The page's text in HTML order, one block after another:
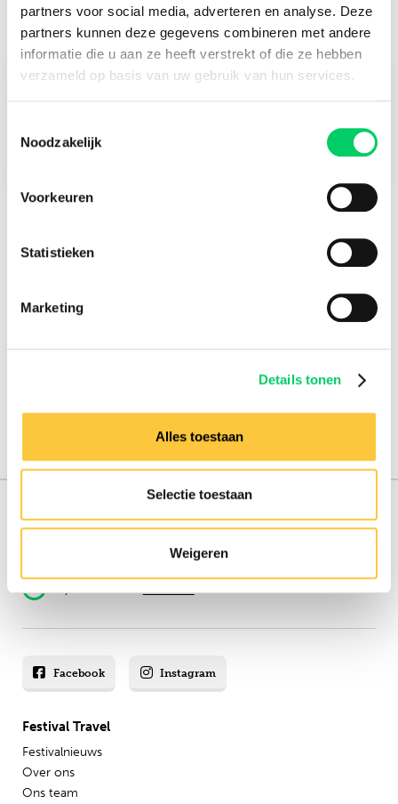
partners voor social media, adverteren en analyse. Deze
partners kunnen deze gegevens combineren met andere
informatie die u aan ze heeft verstrekt of die ze hebben
verzameld op basis van uw gebruik van hun services.
Noodzakelijk
Voorkeuren
Statistieken
Marketing
Details tonen
Alles toestaan
Selectie toestaan
Weigeren
Check-out
26 juni 2022
165.000 reizigers+
8,8 uit onzereviews
Festival Travel
Festivalnieuws
Over ons
Ons team
Facebook Instagram